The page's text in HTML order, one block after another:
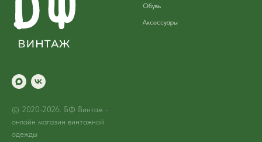
© 2020-2026. БФ Винтаж -
онлайн магазин винтажной
одежды
Обувь
Аксессуары